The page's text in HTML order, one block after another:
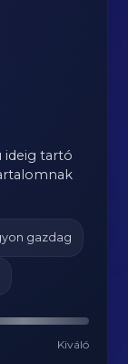
ideig tartó
gazdag
Kiváló